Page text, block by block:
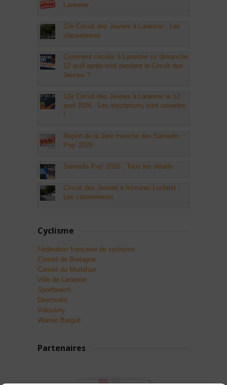
Lanester
12e Circuit des Jeunes à Lanester : Les
classements
Comment circuler à Lanester ce dimanche
12 avril après-midi pendant le Circuit des
Jeunes ?
12e Circuit des Jeunes à Lanester le 12
avril 2026 : Les inscriptions sont ouvertes
!
Report de la 1ère manche des Samedis
Pop’ 2026
Samedis Pop’ 2026 : Tous les détails
Circuit des Jeunes à Inzinzac-Lochrist :
Les classements
Cyclisme
Fédération française de cyclisme
Comité de Bretagne
Comité du Morbihan
Ville de Lanester
Sportbreizh
Directvélo
Vélostory
Warren Barguil
Partenaires